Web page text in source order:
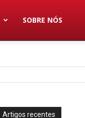
SOBRE NÓS
Artigos recentes